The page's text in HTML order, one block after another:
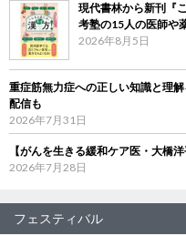
現代書林から新刊『
考塾の15人の医師や
2026年8月5日
重症筋無力症への正しい知識と理
配信も
2026年7月31日
【がんを生きる緩和ケア医・大橋
2026年7月28日
フェスティバル